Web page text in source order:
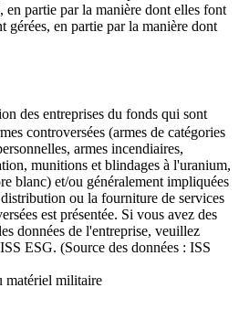
en partie par la manière dont elles font
gérées, en partie par la manière dont
des entreprises du fonds qui sont
controversées (armes de catégories
armes incendiaires,
munitions et blindages à l'uranium,
blanc) et/ou généralement impliquées
ou la fourniture de services
est présentée. Si vous avez des
données de l'entreprise, veuillez
ESG. (Source des données : ISS
matériel militaire